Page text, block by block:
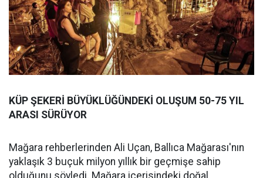
KÜP ŞEKERİ BÜYÜKLÜĞÜNDEKİ OLUŞUM 50-75 YIL
ARASI SÜRÜYOR
Mağara rehberlerinden Ali Uçan, Ballıca Mağarası'nın
yaklaşık 3 buçuk milyon yıllık bir geçmişe sahip
olduğunu söyledi. Mağara içerisindeki doğal